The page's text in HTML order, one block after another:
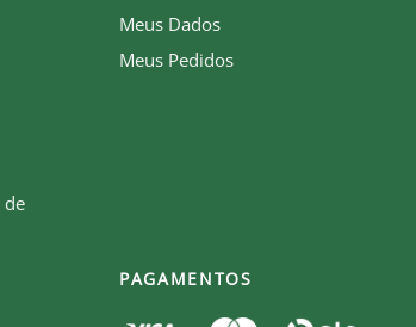
de
Meus Dados
Meus Pedidos
PAGAMENTOS